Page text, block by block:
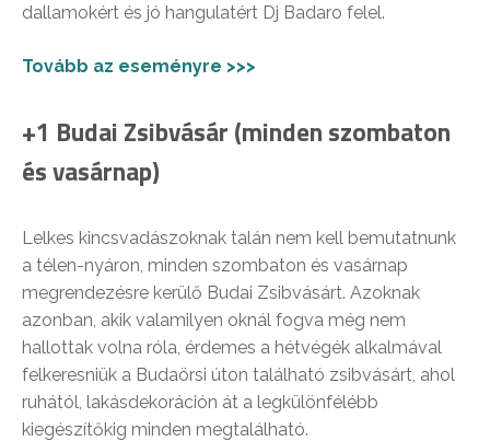
dallamokért és jó hangulatért Dj Badaro felel.
Tovább az eseményre >>>
+1 Budai Zsibvásár (minden szombaton
és vasárnap)
Lelkes kincsvadászoknak talán nem kell bemutatnunk
a télen-nyáron, minden szombaton és vasárnap
megrendezésre kerülő Budai Zsibvásárt. Azoknak
azonban, akik valamilyen oknál fogva még nem
hallottak volna róla, érdemes a hétvégék alkalmával
felkeresniük a Budaörsi úton található zsibvásárt, ahol
ruhától, lakásdekoráción át a legkülönfélébb
kiegészítőkig minden megtalálható.